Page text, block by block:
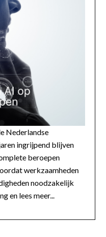
Nederlandse
ingrijpend blijven
beroepen
werkzaamheden
noodzakelijk
en lees meer...